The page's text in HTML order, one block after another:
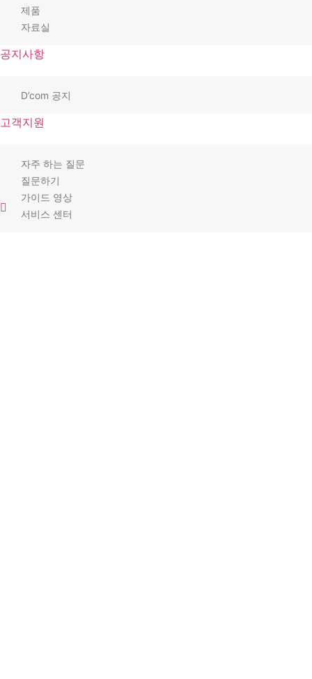
제품
자료실
공지사항
D’com 공지
고객지원
자주 하는 질문
질문하기
가이드 영상
서비스 센터